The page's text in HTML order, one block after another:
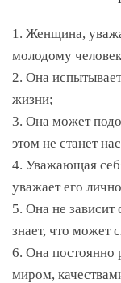
1. Женщина,
молодому
2. Она
жизни;
3. Она может
этом не станет
4. Уважающая
уважает его
5. Она не
знает, что может
6. Она постоянно
миром,